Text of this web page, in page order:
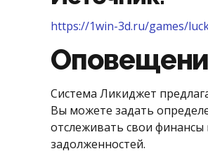
https://1win-3d.ru/games/
Система Ликиджет
Вы можете задать
отслеживать свои
задолженностей.